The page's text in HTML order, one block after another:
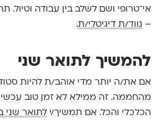
אי־טרופי ושם לשלב בין עבודה
– נווד/ת דיגיטלי/ת.
להמשיך לתואר שני
אם את/ה יותר מדי אוהב/ת להיות
מהחממה. זה ממילא לא זמן טוב
הכלכלי והכל. אם תמשיך/י לתואר שני